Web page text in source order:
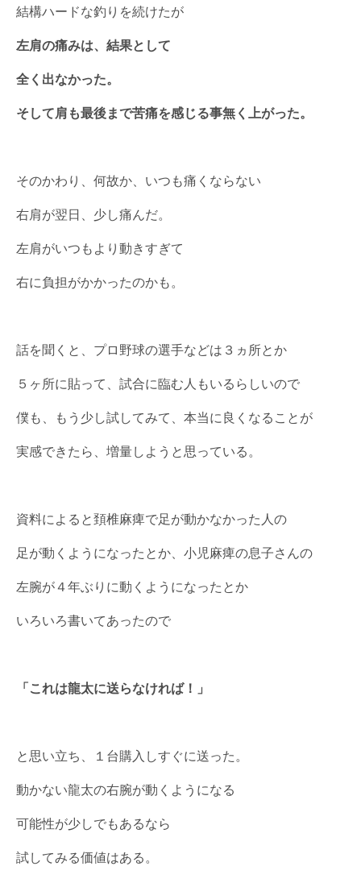
結構ハードな釣りを続けたが
左肩の痛みは、結果として
全く出なかった。
そして肩も最後まで苦痛を感じる事無く上がった。
そのかわり、何故か、いつも痛くならない
右肩が翌日、少し痛んだ。
左肩がいつもより動きすぎて
右に負担がかかったのかも。
話を聞くと、プロ野球の選手などは３ヵ所とか
５ヶ所に貼って、試合に臨む人もいるらしいので
僕も、もう少し試してみて、本当に良くなることが
実感できたら、増量しようと思っている。
資料によると頚椎麻痺で足が動かなかった人の
足が動くようになったとか、小児麻痺の息子さんの
左腕が４年ぶりに動くようになったとか
いろいろ書いてあったので
「これは龍太に送らなければ！」
と思い立ち、１台購入しすぐに送った。
動かない龍太の右腕が動くようになる
可能性が少しでもあるなら
試してみる価値はある。